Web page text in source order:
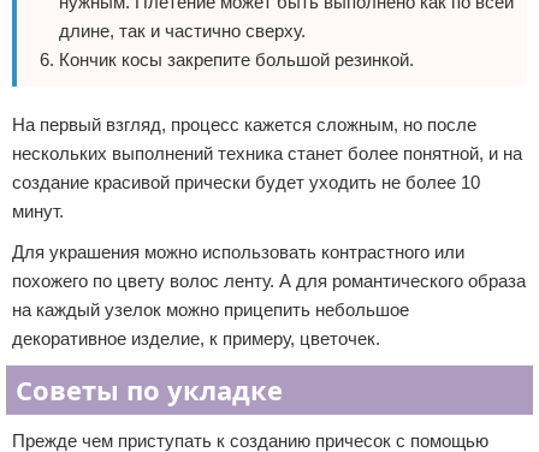
длине, так и частично сверху.
Кончик косы закрепите большой резинкой.
На первый взгляд, процесс кажется сложным, но после
нескольких выполнений техника станет более понятной, и на
создание красивой прически будет уходить не более 10
минут.
Для украшения можно использовать контрастного или
похожего по цвету волос ленту. А для романтического образа
на каждый узелок можно прицепить небольшое
декоративное изделие, к примеру, цветочек.
Советы по укладке
Прежде чем приступать к созданию причесок с помощью